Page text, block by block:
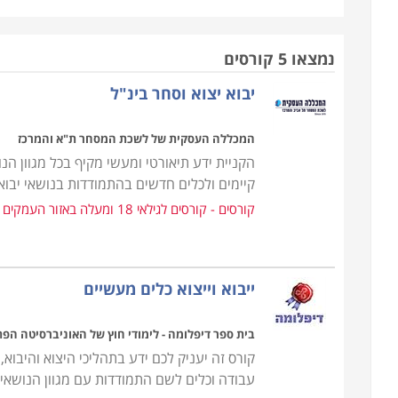
בנגזרת מכך, כל פעילות כלכלית שהיא, מתקיימת קודם
כדוגמה לכך, אם פעם התקיימו למשל בארצנו
לרכוש ולייבא בזול מוצרים חקלאיים ממדינות
הבגדים אולי אפשר עדיין לעצב בארץ, אבל את
יותר, ויבטיח מוצרים בעלות אטרקטיבית יותר
מקומיים שימשו להגנת התוצרת המקומית
שמטרתם היא לפתוח את השוק לייבוא, וכך גם
רבה יותר, שתגרום להתייעלות מצידה והוזלת
הקורס מתאים לכל מי שרוצה להשתלב במקצוע
דרך כל ההיבטים הכלכליים והמשפטיים, תוך
שייעל את המערכת ויביא להצלחה ביבוא וביצוא
הלימודים נמשכים תקופה קצרה ואין כל תנאי
נמצאו 5 קורסים
יבוא יצוא וסחר בינ"ל
המכללה העסקית של לשכת המסחר ת"א והמרכז
הקניית ידע תיאורטי ומעשי מקיף בכל מגוון
קיימים ולכלים חדשים בהתמודדות בנושאי
קורסים - קורסים לגילאי 18 ומעלה באזור העמקים
ייבוא וייצוא כלים מעשיים
בית ספר דיפלומה - לימודי חוץ של האוניברסיטה
קורס זה יעניק לכם ידע בתהליכי היצוא
עבודה וכלים לשם התמודדות עם מגוון